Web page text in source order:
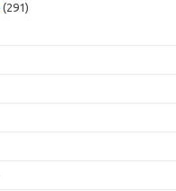
(291)